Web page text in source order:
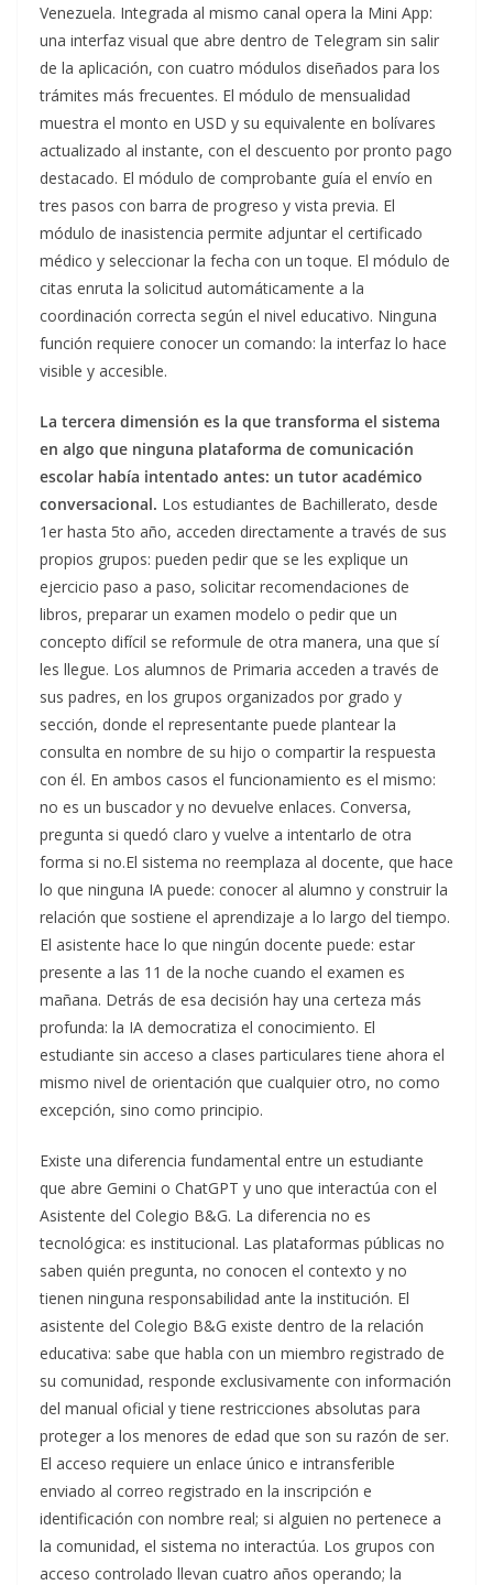
Venezuela. Integrada al mismo canal opera la Mini App:
una interfaz visual que abre dentro de Telegram sin salir
de la aplicación, con cuatro módulos diseñados para los
trámites más frecuentes. El módulo de mensualidad
muestra el monto en USD y su equivalente en bolívares
actualizado al instante, con el descuento por pronto pago
destacado. El módulo de comprobante guía el envío en
tres pasos con barra de progreso y vista previa. El
módulo de inasistencia permite adjuntar el certificado
médico y seleccionar la fecha con un toque. El módulo de
citas enruta la solicitud automáticamente a la
coordinación correcta según el nivel educativo. Ninguna
función requiere conocer un comando: la interfaz lo hace
visible y accesible.
La tercera dimensión es la que transforma el sistema
en algo que ninguna plataforma de comunicación
escolar había intentado antes: un tutor académico
conversacional. Los estudiantes de Bachillerato, desde
1er hasta 5to año, acceden directamente a través de sus
propios grupos: pueden pedir que se les explique un
ejercicio paso a paso, solicitar recomendaciones de
libros, preparar un examen modelo o pedir que un
concepto difícil se reformule de otra manera, una que sí
les llegue. Los alumnos de Primaria acceden a través de
sus padres, en los grupos organizados por grado y
sección, donde el representante puede plantear la
consulta en nombre de su hijo o compartir la respuesta
con él. En ambos casos el funcionamiento es el mismo:
no es un buscador y no devuelve enlaces. Conversa,
pregunta si quedó claro y vuelve a intentarlo de otra
forma si no.El sistema no reemplaza al docente, que hace
lo que ninguna IA puede: conocer al alumno y construir la
relación que sostiene el aprendizaje a lo largo del tiempo.
El asistente hace lo que ningún docente puede: estar
presente a las 11 de la noche cuando el examen es
mañana. Detrás de esa decisión hay una certeza más
profunda: la IA democratiza el conocimiento. El
estudiante sin acceso a clases particulares tiene ahora el
mismo nivel de orientación que cualquier otro, no como
excepción, sino como principio.
Existe una diferencia fundamental entre un estudiante
que abre Gemini o ChatGPT y uno que interactúa con el
Asistente del Colegio B&G. La diferencia no es
tecnológica: es institucional. Las plataformas públicas no
saben quién pregunta, no conocen el contexto y no
tienen ninguna responsabilidad ante la institución. El
asistente del Colegio B&G existe dentro de la relación
educativa: sabe que habla con un miembro registrado de
su comunidad, responde exclusivamente con información
del manual oficial y tiene restricciones absolutas para
proteger a los menores de edad que son su razón de ser.
El acceso requiere un enlace único e intransferible
enviado al correo registrado en la inscripción e
identificación con nombre real; si alguien no pertenece a
la comunidad, el sistema no interactúa. Los grupos con
acceso controlado llevan cuatro años operando; la